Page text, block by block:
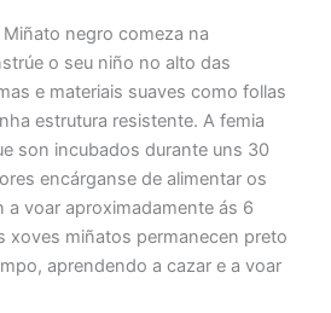
negro comeza na
o seu niño no alto das
e materiais suaves como follas
estrutura resistente. A femia
son incubados durante uns 30
encárganse de alimentar os
a voar aproximadamente ás 6
xoves miñatos permanecen preto
aprendendo a cazar e a voar